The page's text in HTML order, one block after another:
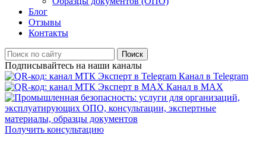
Блог
Отзывы
Контакты
Поиск
Подписывайтесь на наши каналы
Канал в Telegram
Канал в MAX
Получить консультацию